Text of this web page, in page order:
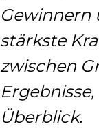
Gewinnern
stärkste
zwischen
Überblick.